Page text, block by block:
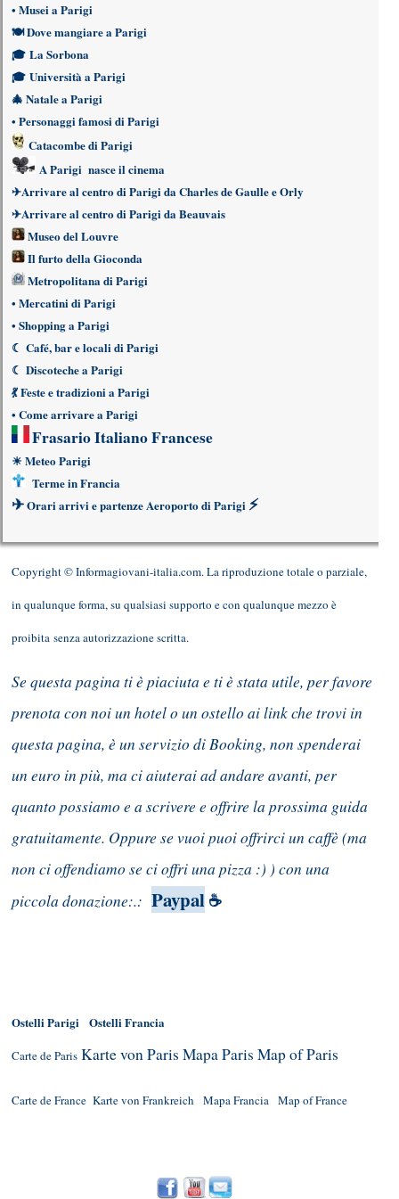
• Musei a Parigi
🍽Dove mangiare a Parigi
🎓 La Sorbona
🎓 Università a Parigi
🎄 Natale a Parigi
• Personaggi famosi di Parigi
Catacombe di Parigi
A Parigi nasce il cinema
✈Arrivare al centro di Parigi da Charles de Gaulle e Orly
✈Arrivare al centro di Parigi da Beauvais
Museo del Louvre
Il furto della Gioconda
Metropolitana di Parigi
• Mercatini di Parigi
• Shopping a Parigi
☾ Café, bar e locali di Parigi
☾ Discoteche a Parigi
💃Feste e tradizioni a Parigi
• Come arrivare a Parigi
Frasario Italiano Francese
☀ Meteo Parigi
Terme in Francia
✈Orari arrivi e partenze Aeroporto di Parigi ⚡
Copyright © Informagiovani-italia.com. La riproduzione totale o parziale,
in qualunque forma, su qualsiasi supporto e con qualunque mezzo è
proibita senza autorizzazione scritta.
Se questa pagina ti è piaciuta e ti è stata utile, per favore
prenota con noi un hotel o un ostello ai link che trovi in
questa pagina, è un servizio di Booking, non spenderai
un euro in più, ma ci aiuterai ad andare avanti, per
quanto possiamo e a scrivere e offrire la prossima guida
gratuitamente. Oppure se vuoi puoi offrirci un caffè (ma
non ci offendiamo se ci offri una pizza :) ) con una
piccola donazione:.: Paypal ☕
Ostelli Parigi Ostelli Francia
Carte de Paris Karte von Paris Mapa Paris Map of Paris
Carte de France Karte von Frankreich Mapa Francia Map of France